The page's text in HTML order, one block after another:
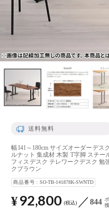
送料無料
幅141～180cm サイズオーダーデス
ルナット 集成材 木製 T字脚 スチー
フィスデスク テレワークデスク 勉
クブラウン
商品番号 SO-TB-141878K-SWNTD
¥92,800 税込 844